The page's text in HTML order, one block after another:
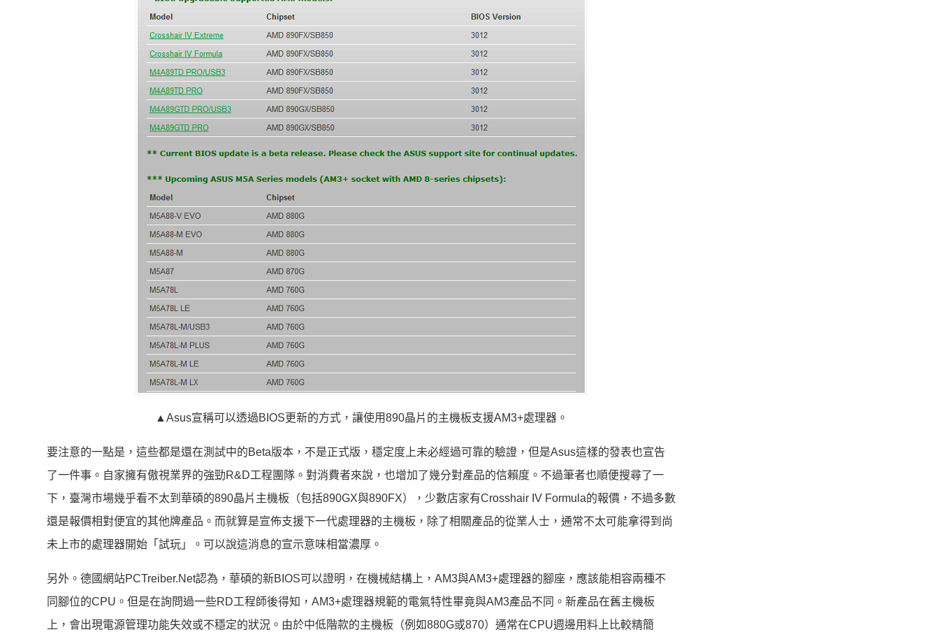
▲Asus宣稱可以透過BIOS更新的方式，讓使用890晶片的主機板支援AM3+處理器。
要注意的一點是，這些都是還在測試中的Beta版本，不是正式版，穩定度上未必經過可靠的驗證，但是Asus這樣的發表也宣告
了一件事。自家擁有傲視業界的強勁R&D工程團隊。對消費者來說，也增加了幾分對產品的信賴度。不過筆者也順便搜尋了一
下，臺灣市場幾乎看不太到華碩的890晶片主機板（包括890GX與890FX），少數店家有Crosshair IV Formula的報價，不過多數
還是報價相對便宜的其他牌產品。而就算是宣佈支援下一代處理器的主機板，除了相關產品的從業人士，通常不太可能拿得到尚
未上市的處理器開始「試玩」。可以說這消息的宣示意味相當濃厚。
另外。德國網站PCTreiber.Net認為，華碩的新BIOS可以證明，在機械結構上，AM3與AM3+處理器的腳座，應該能相容兩種不
同腳位的CPU。但是在詢問過一些RD工程師後得知，AM3+處理器規範的電氣特性畢竟與AM3產品不同。新產品在舊主機板
上，會出現電源管理功能失效或不穩定的狀況。由於中低階款的主機板（例如880G或870）通常在CPU週邊用料上比較精簡